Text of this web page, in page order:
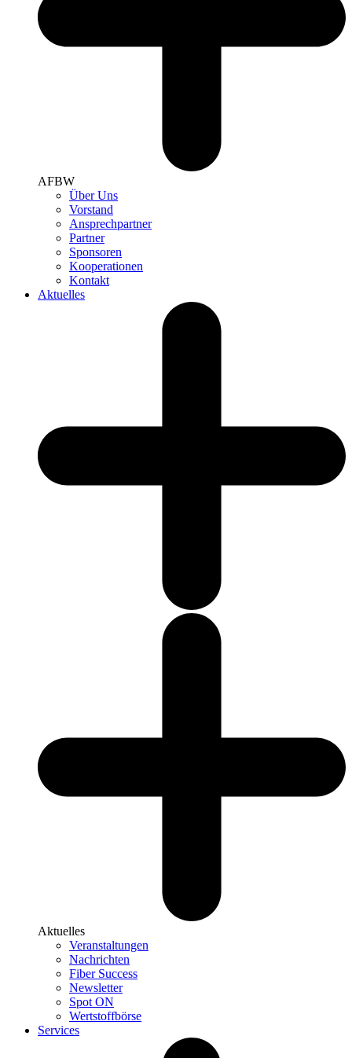
AFBW
Über Uns
Vorstand
Ansprechpartner
Partner
Sponsoren
Kooperationen
Kontakt
Aktuelles
Aktuelles
Veranstaltungen
Nachrichten
Fiber Success
Newsletter
Spot ON
Wertstoffbörse
Services